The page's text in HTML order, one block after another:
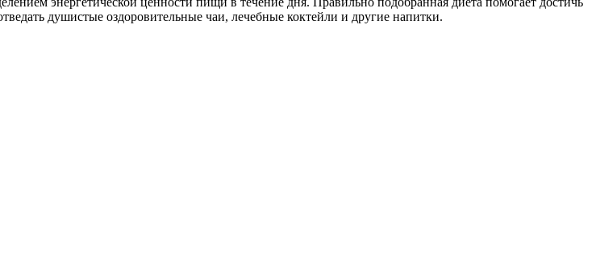
душистые оздоровительные чаи, лечебные коктейли и другие напитки.